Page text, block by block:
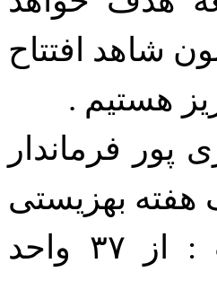
شاهد افتتاح
هستیم .
پور فرماندار
هفته بهزیستی
با ارائه توضیحاتی عنوان داشت : از ۳۷ واحد